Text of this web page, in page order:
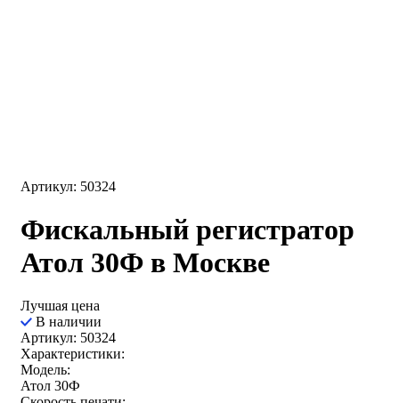
Артикул: 50324
Фискальный регистратор
Атол 30Ф в Москве
Лучшая цена
В наличии
Артикул: 50324
Характеристики:
Модель:
Атол 30Ф